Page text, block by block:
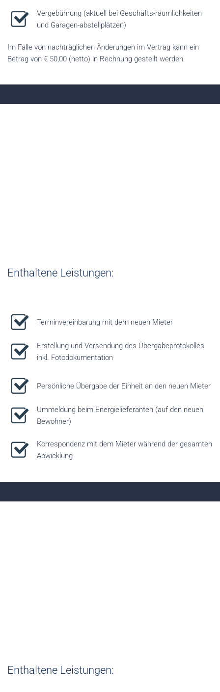
Vergebührung (aktuell bei Geschäfts-räumlichkeiten
und Garagen-abstellplätzen)
Im Falle von nachträglichen Änderungen im Vertrag kann ein
Betrag von € 50,00 (netto) in Rechnung gestellt werden.
Enthaltene Leistungen:
Terminvereinbarung mit dem neuen Mieter
Erstellung und Versendung des Übergabeprotokolles
inkl. Fotodokumentation
Persönliche Übergabe der Einheit an den neuen Mieter
Ummeldung beim Energielieferanten (auf den neuen
Bewohner)
Korrespondenz mit dem Mieter während der gesamten
Abwicklung
Enthaltene Leistungen: